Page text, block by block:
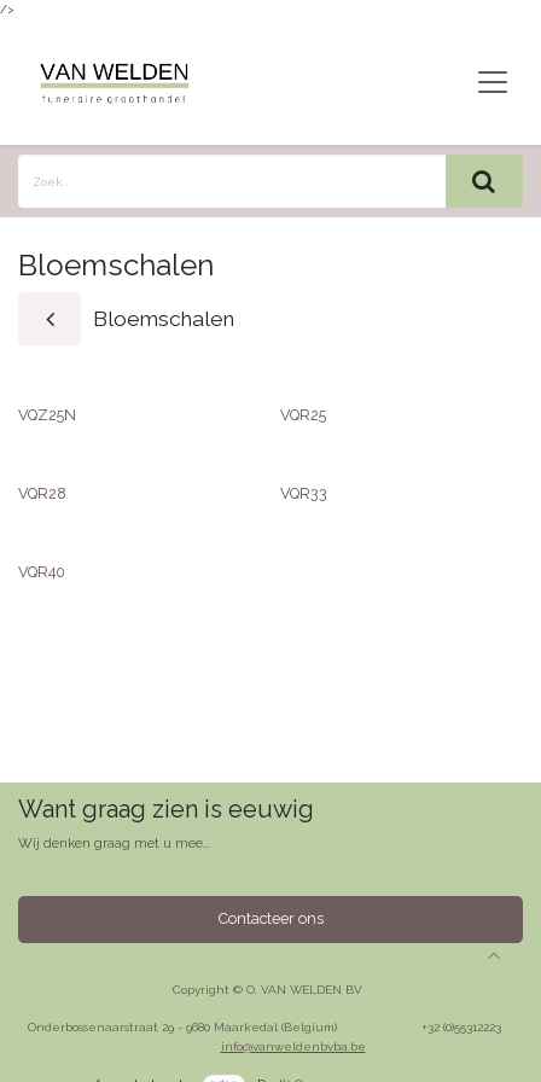
/>
Bloemschalen
Bloemschalen
VQZ25N VQR25
VQR28 VQR33
VQR40
Want graag zien is eeuwig
Wij denken graag met u mee...
Contacteer ons
Copyright © O. VAN WELDEN BV
Onderbossenaarstraat 29 - 9680 Maarkedal (Belgium)
​+32 (0)55312223
info@vanweldenbvba.be